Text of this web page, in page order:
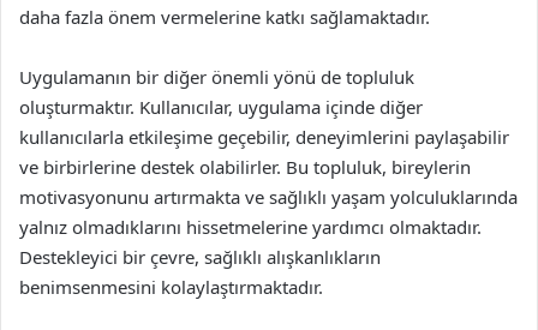
daha fazla önem vermelerine katkı sağlamaktadır.
Uygulamanın bir diğer önemli yönü de topluluk
oluşturmaktır. Kullanıcılar, uygulama içinde diğer
kullanıcılarla etkileşime geçebilir, deneyimlerini paylaşabilir
ve birbirlerine destek olabilirler. Bu topluluk, bireylerin
motivasyonunu artırmakta ve sağlıklı yaşam yolculuklarında
yalnız olmadıklarını hissetmelerine yardımcı olmaktadır.
Destekleyici bir çevre, sağlıklı alışkanlıkların
benimsenmesini kolaylaştırmaktadır.